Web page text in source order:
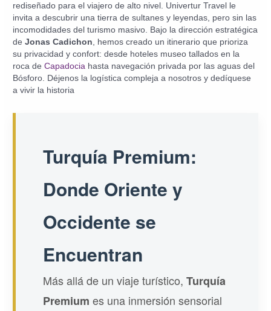
rediseñado para el viajero de alto nivel. Univertur Travel le
invita a descubrir una tierra de sultanes y leyendas, pero sin las
incomodidades del turismo masivo. Bajo la dirección estratégica
deJonas Cadichon , hemos creado un itinerario que prioriza
su privacidad y confort: desde hoteles museo tallados en la
roca deCapadocia hasta navegación privada por las aguas del
Bósforo. Déjenos la logística compleja a nosotros y dedíquese
a vivir la historia
Turquía Premium:
Donde Oriente y
Occidente se
Encuentran
Más allá de un viaje turístico,Turquía
Premium es una inmersión sensorial